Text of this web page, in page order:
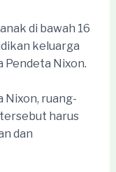
di bawah 16
keluarga
Pendeta Nixon.
Nixon, ruang-
harus
dan